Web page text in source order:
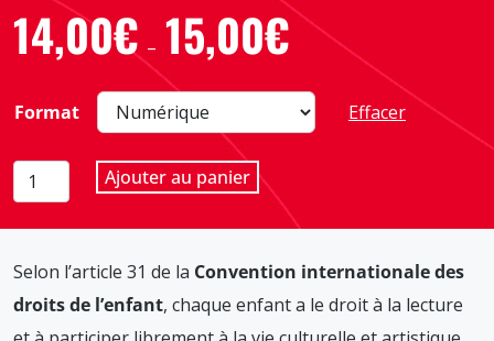
14,00€ – 15,00€Plage
prix :
14,00€
Format Effacer
quantité
de
La
un
droit
culturel
Ajouter au panier
Selon l’article 31 de la Convention internationale des
droits de l’enfant, chaque enfant a le droit à la lecture